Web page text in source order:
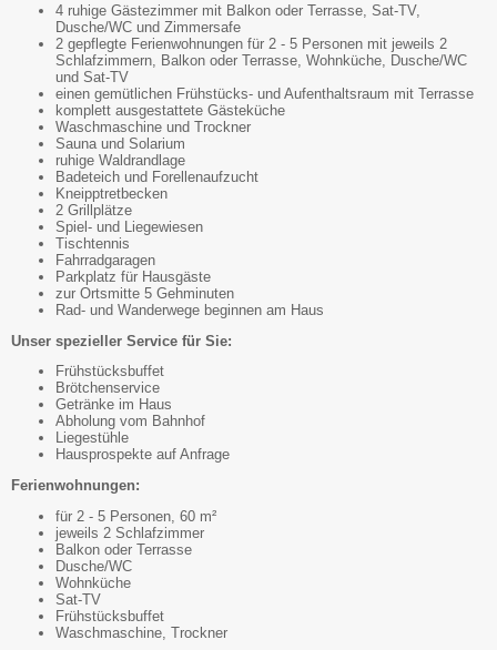
4 ruhige Gästezimmer mit Balkon oder Terrasse, Sat-TV,
Dusche/WC und Zimmersafe
2 gepflegte Ferienwohnungen für 2 - 5 Personen mit jeweils 2
Schlafzimmern, Balkon oder Terrasse, Wohnküche, Dusche/WC
und Sat-TV
einen gemütlichen Frühstücks- und Aufenthaltsraum mit Terrasse
komplett ausgestattete Gästeküche
Waschmaschine und Trockner
Sauna und Solarium
ruhige Waldrandlage
Badeteich und Forellenaufzucht
Kneipptretbecken
2 Grillplätze
Spiel- und Liegewiesen
Tischtennis
Fahrradgaragen
Parkplatz für Hausgäste
zur Ortsmitte 5 Gehminuten
Rad- und Wanderwege beginnen am Haus
Unser spezieller Service für Sie:
Frühstücksbuffet
Brötchenservice
Getränke im Haus
Abholung vom Bahnhof
Liegestühle
Hausprospekte auf Anfrage
Ferienwohnungen:
für 2 - 5 Personen, 60 m²
jeweils 2 Schlafzimmer
Balkon oder Terrasse
Dusche/WC
Wohnküche
Sat-TV
Frühstücksbuffet
Waschmaschine, Trockner